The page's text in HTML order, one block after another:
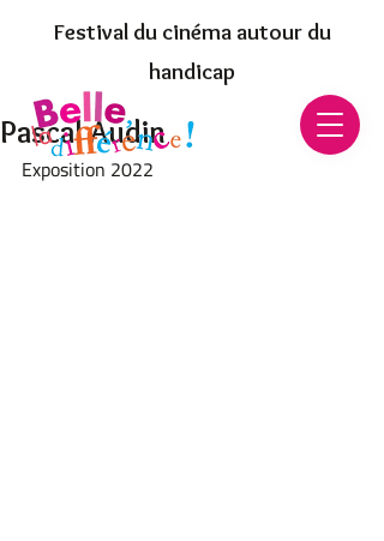
Festival du cinéma autour du
handicap
Pascal Audin
Exposition 2022